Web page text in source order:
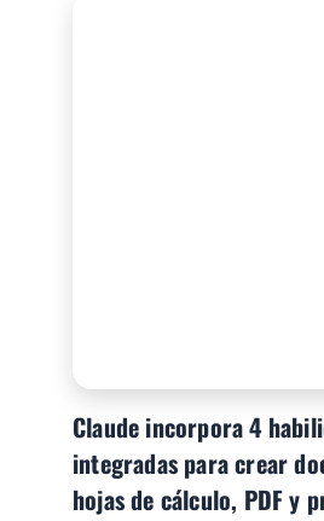
Claude incorpora 4
integradas para crear
hojas de cálculo, PDF y